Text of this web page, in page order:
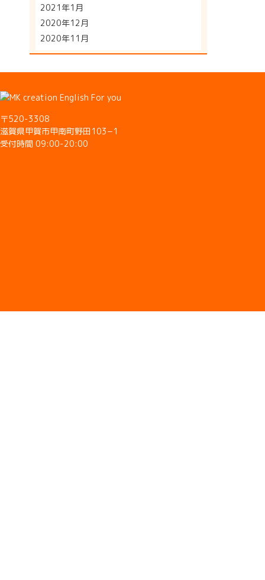
2021年1月
2020年12月
2020年11月
〒520-3308
滋賀県甲賀市甲南町野田103−1
受付時間 09:00-20:00